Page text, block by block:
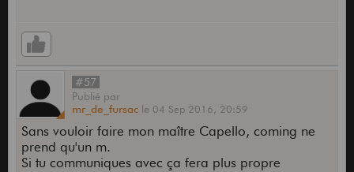
#57
Publié par
mr_de_fursac le 04 Sep 2016, 20:59
Sans vouloir faire mon maître Capello, coming ne
prend qu'un m.
Si tu communiques avec ça fera plus propre